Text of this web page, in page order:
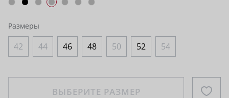
Размеры
42 44 46 48 50 52 54
ВЫБЕРИТЕ РАЗМЕР